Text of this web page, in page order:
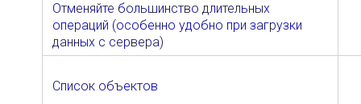
Отменяйте большинство длительных
операций (особенно удобно при загрузки
данных с сервера)
Список объектов